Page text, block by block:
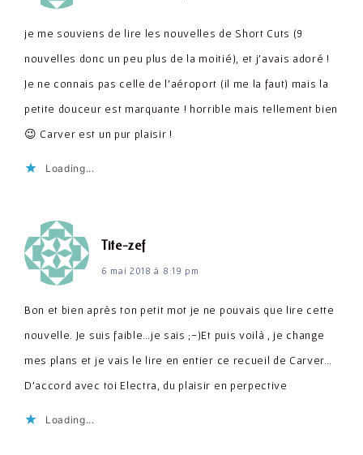
je me souviens de lire les nouvelles de Short Cuts (9
nouvelles donc un peu plus de la moitié), et j'avais adoré !
Je ne connais pas celle de l'aéroport (il me la faut) mais la
petite douceur est marquante ! horrible mais tellement bien
😉 Carver est un pur plaisir !
Loading...
Tite-zefdit :
6 mai 2018 à 8:19 pm
Bon et bien après ton petit mot je ne pouvais que lire cette
nouvelle. Je suis faible…je sais ;-)Et puis voilà , je change
mes plans et je vais le lire en entier ce recueil de Carver…
D'accord avec toi Electra, du plaisir en perpective
Loading...